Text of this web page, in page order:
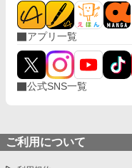
アプリ一覧
公式SNS一覧
ご利用について